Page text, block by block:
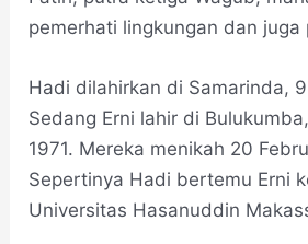
pemerhati lingkungan dan juga
Hadi dilahirkan di Samarinda,
Sedang Erni lahir di
1971. Mereka menikah 20
Sepertinya Hadi bertemu Erni
Universitas Hasanuddin